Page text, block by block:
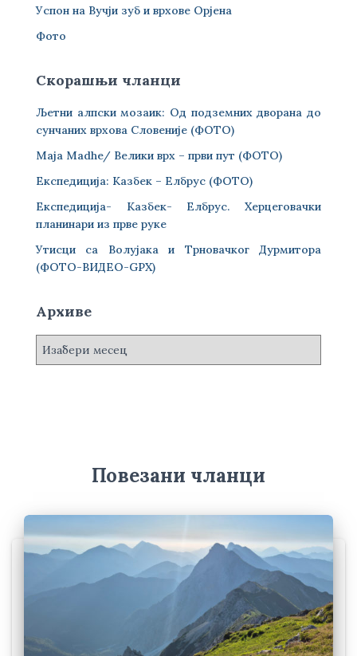
Успон на Вучји зуб и врхове Орјена
Фото
Скорашњи чланци
Љетни алпски мозаик: Од подземних дворана до
сунчаних врхова Словеније (ФОТО)
Maja Madhe/ Велики врх – први пут (ФОТО)
Експедиција: Казбек – Елбрус (ФОТО)
Експедиција- Казбек- Елбрус. Херцеговачки
планинари из прве руке
Утисци са Волујака и Трновачког Дурмитора
(ФОТО-ВИДЕО-GPX)
Архиве
А
Повезани чланци